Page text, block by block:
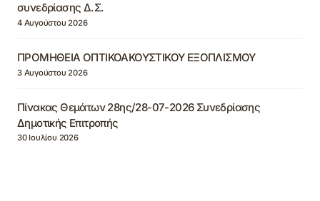
συνεδρίασης Δ.Σ.
4 Αυγούστου 2026
ΠΡΟΜΗΘΕΙΑ ΟΠΤΙΚΟΑΚΟΥΣΤΙΚΟΥ ΕΞΟΠΛΙΣΜΟΥ
3 Αυγούστου 2026
Πίνακας Θεμάτων 28ης/28-07-2026 Συνεδρίασης
Δημοτικής Επιτροπής
30 Ιουλίου 2026